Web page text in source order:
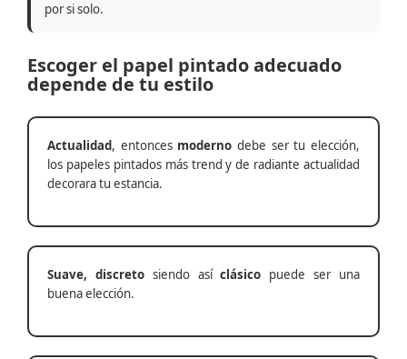
por si solo.
Escoger el papel pintado adecuado
depende de tu estilo
Actualidad, entonces moderno debe ser tu elección,
los papeles pintados más trend y de radiante actualidad
decorara tu estancia.
Suave, discretosiendo asíclásico puede ser una
buena elección.